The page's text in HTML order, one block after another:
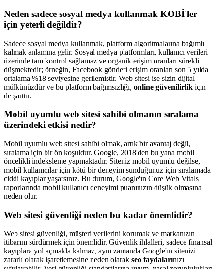
Neden sadece sosyal medya kullanmak KOBİ'ler
için yeterli değildir?
Sadece sosyal medya kullanmak, platform algoritmalarına bağımlı
kalmak anlamına gelir. Sosyal medya platformları, kullanıcı verileri
üzerinde tam kontrol sağlamaz ve organik erişim oranları sürekli
düşmektedir; örneğin, Facebook gönderi erişim oranları son 5 yılda
ortalama %18 seviyesine gerilemiştir. Web sitesi ise sizin dijital
mülkünüzdür ve bu platform bağımsızlığı, online güvenilirlik için
de şarttır.
Mobil uyumlu web sitesi sahibi olmanın sıralama
üzerindeki etkisi nedir?
Mobil uyumlu web sitesi sahibi olmak, artık bir avantaj değil,
sıralama için bir ön koşuldur. Google, 2018'den bu yana mobil
öncelikli indeksleme yapmaktadır. Siteniz mobil uyumlu değilse,
mobil kullanıcılar için kötü bir deneyim sunduğunuz için sıralamada
ciddi kayıplar yaşarsınız. Bu durum, Google'ın Core Web Vitals
raporlarında mobil kullanıcı deneyimi puanınızın düşük olmasına
neden olur.
Web sitesi güvenliği neden bu kadar önemlidir?
Web sitesi güvenliği, müşteri verilerini korumak ve markanızın
itibarını sürdürmek için önemlidir. Güvenlik ihlalleri, sadece finansal
kayıplara yol açmakla kalmaz, aynı zamanda Google'ın sitenizi
zararlı olarak işaretlemesine neden olarak seo faydalarınızı